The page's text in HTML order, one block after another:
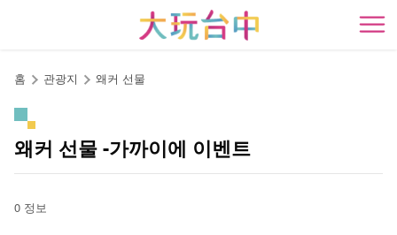
開
홈 관광지 왜커 선물
왜커 선물 -가까이에 이벤트
0 정보